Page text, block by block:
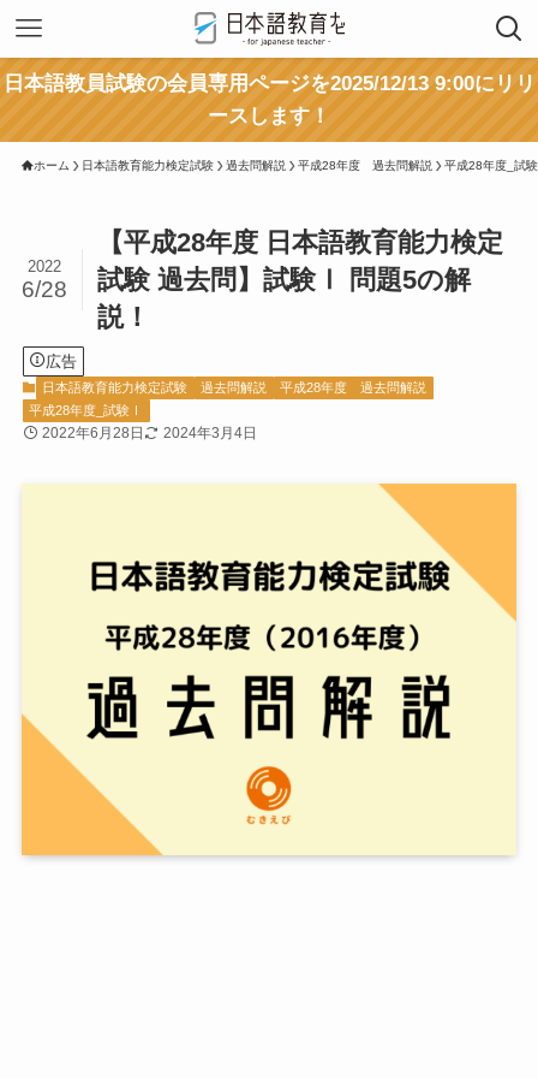
日本語教員試験の会員専用ページを2025/12/13 9:00にリリ
ースします！
ホーム 日本語教育能力検定試験 過去問解説 平成28年度 過去問解説 平成28年度_試
【平成28年度 日本語教育能力検定
試験 過去問】試験Ⅰ 問題5の解
説！
2022
6/28
広告
日本語教育能力検定試験 過去問解説
平成28年度 過去問解説
平成28年度_試験Ⅰ
2022年6月28日 2024年3月4日